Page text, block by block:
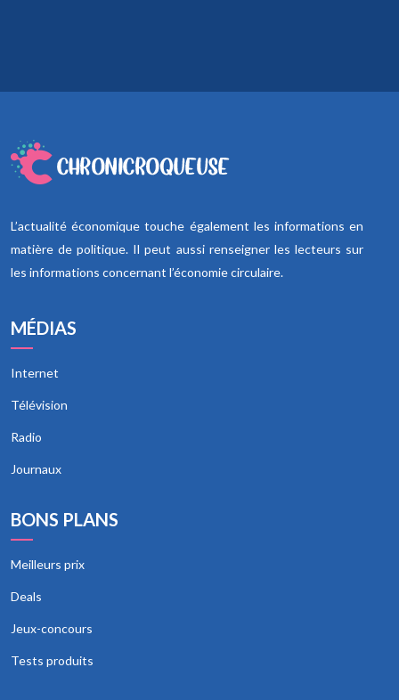
L’actualité économique touche également les informations en
matière de politique. Il peut aussi renseigner les lecteurs sur
les informations concernant l’économie circulaire.
MÉDIAS
Internet
Télévision
Radio
Journaux
BONS PLANS
Meilleurs prix
Deals
Jeux-concours
Tests produits